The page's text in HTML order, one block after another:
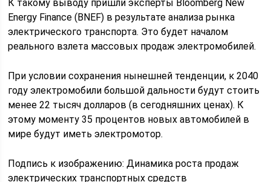
К такому выводу пришли эксперты Bloomberg New
Energy Finance (BNEF) в результате анализа рынка
электрического транспорта. Это будет началом
реального взлета массовых продаж электромобилей.
При условии сохранения нынешней тенденции, к 2040
году электромобили большой дальности будут стоить
менее 22 тысяч долларов (в сегодняшних ценах). К
этому моменту 35 процентов новых автомобилей в
мире будут иметь электромотор.
Подпись к изображению: Динамика роста продаж
электрических транспортных средств